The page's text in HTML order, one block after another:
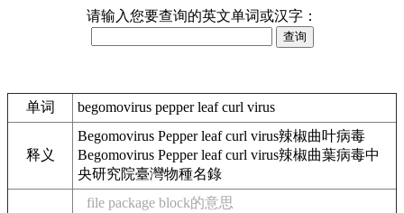
请输入您要查询的英文单词或汉字：
单词 begomovirus pepper leaf curl virus
释义
Begomovirus Pepper leaf curl virus辣椒曲叶病毒
Begomovirus Pepper leaf curl virus辣椒曲葉病毒中
央研究院臺灣物種名錄
file package block的意思